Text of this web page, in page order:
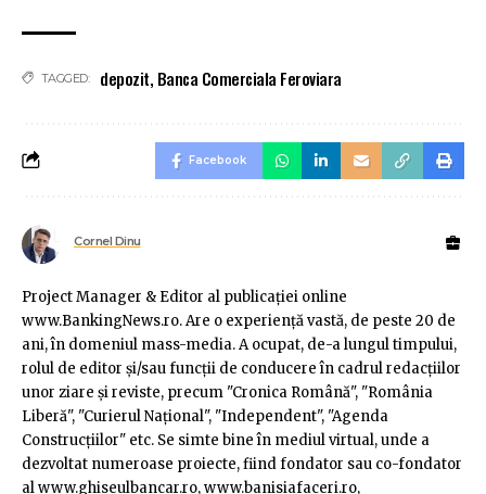
TAGGED: depozit, Banca Comerciala Feroviara
Facebook
Cornel Dinu
Project Manager & Editor al publicaţiei online
www.BankingNews.ro. Are o experienţă vastă, de peste 20 de
ani, în domeniul mass-media. A ocupat, de-a lungul timpului,
rolul de editor şi/sau funcţii de conducere în cadrul redacţiilor
unor ziare şi reviste, precum "Cronica Română", "România
Liberă", "Curierul Naţional", "Independent", "Agenda
Construcţiilor" etc. Se simte bine în mediul virtual, unde a
dezvoltat numeroase proiecte, fiind fondator sau co-fondator
al www.ghiseulbancar.ro, www.banisiafaceri.ro,